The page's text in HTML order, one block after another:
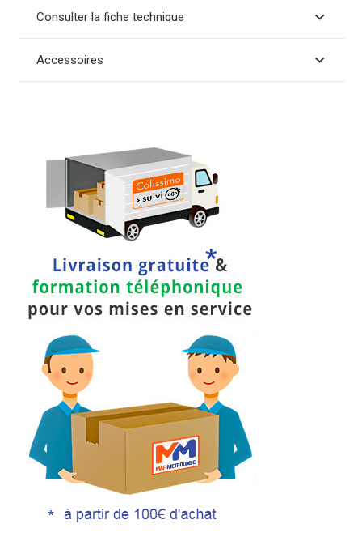
Consulter la fiche technique
Accessoires